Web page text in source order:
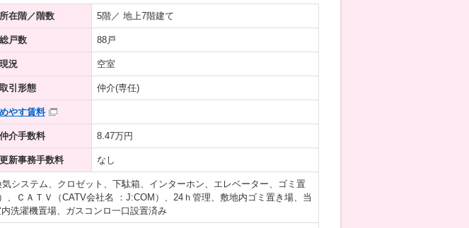
所在階／階数 5階／ 地上7階建て
総戸数 88戸
現況 空室
取引形態 仲介(専任)
めやす賃料
仲介手数料 8.47万円
更新事務手数料 なし
システム、クロゼット、下駄箱、インターホン、エレベーター、ゴミ置
ＣＡＴＶ（CATV会社名 ：J:COM）、24ｈ管理、敷地内ゴミ置き場、当
洗濯機置場、ガスコンロ一口設置済み